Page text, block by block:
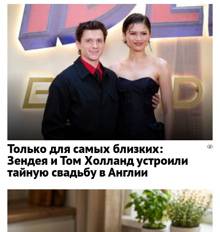
Только для самых близких:
Зендея и Том Холланд устроили
тайную свадьбу в Англии